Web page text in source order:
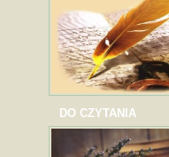
DO CZYTANIA